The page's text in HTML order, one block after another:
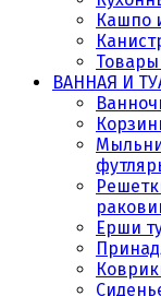
Кашпо
ВАННАЯ И
Ерши